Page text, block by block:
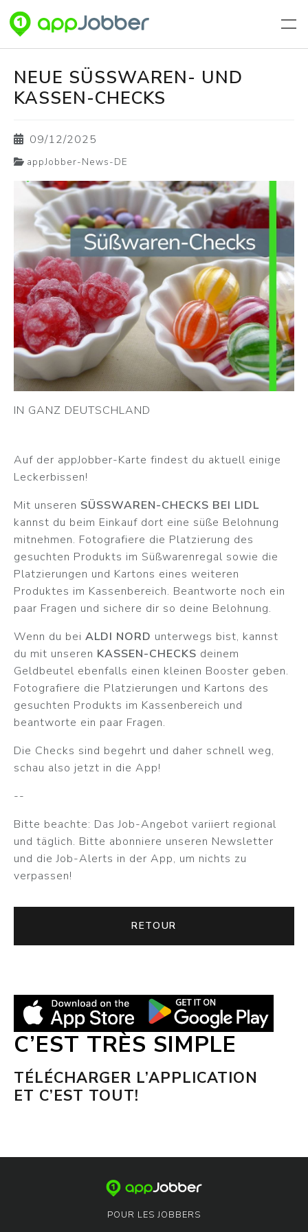
NEUE SÜSSWAREN- UND K
ASSEN-CHECKS
09/12/2025
appJobber-News-DE
IN GANZ DEUTSCHLAND
Auf der appJobber-Karte findest du aktuell einige
Leckerbissen!
Mit unseren SÜSSWAREN-CHECKS BEI LIDL
kannst du beim Einkauf dort eine süße Belohnung
mitnehmen. Fotografiere die Platzierung des
gesuchten Produkts im Süßwarenregal sowie die
Platzierungen und Kartons eines weiteren
Produktes im Kassenbereich. Beantworte noch ein
paar Fragen und sichere dir so deine Belohnung.
Wenn du bei ALDI NORD unterwegs bist, kannst
du mit unseren KASSEN-CHECKS deinem
Geldbeutel ebenfalls einen kleinen Booster geben.
Fotografiere die Platzierungen und Kartons des
gesuchten Produkts im Kassenbereich und
beantworte ein paar Fragen.
Die Checks sind begehrt und daher schnell weg,
schau also jetzt in die App!
--
Bitte beachte: Das Job-Angebot variiert regional
und täglich. Bitte abonniere unseren Newsletter
und die Job-Alerts in der App, um nichts zu
verpassen!
RETOUR
C’EST TRÈS SIMPLE
TÉLÉCHARGER L’APPLICATION
ET C’EST TOUT!
POUR LES JOBBERS